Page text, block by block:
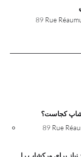
89 Rue
کجاست؟
89 Rue
نیاز برای ورکشاپ را